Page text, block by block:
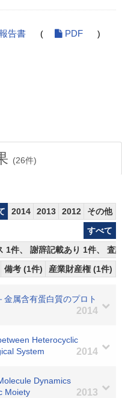
告書 ( PDF )
(26件)
2014 2013 2012
その他
すべて
1件、 謝辞記載あり 1件、 査
備考 (1件) 産業財産権 (1件)
属含有蛋白質のプロト
2014
Heterocyclic
System
2014
Dynamics
Moiety
2013